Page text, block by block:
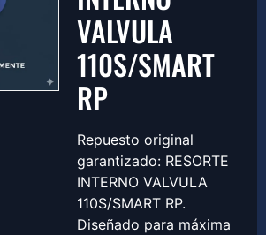
VALVULA
110S/SMART
RP
Repuesto original
garantizado: RESORTE
INTERNO VALVULA
110S/SMART RP.
Diseñado para máxima